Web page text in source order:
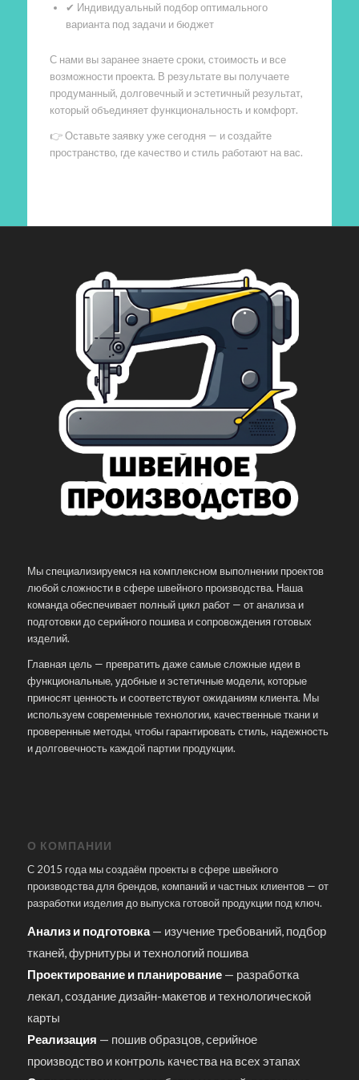
✔ Индивидуальный подбор оптимального
варианта под задачи и бюджет
С нами вы заранее знаете сроки, стоимость и все
возможности проекта. В результате вы получаете
продуманный, долговечный и эстетичный результат,
который объединяет функциональность и комфорт.
👉 Оставьте заявку уже сегодня — и создайте
пространство, где качество и стиль работают на вас.
Мы специализируемся на комплексном выполнении проектов
любой сложности в сфере швейного производства. Наша
команда обеспечивает полный цикл работ — от анализа и
подготовки до серийного пошива и сопровождения готовых
изделий.
Главная цель — превратить даже самые сложные идеи в
функциональные, удобные и эстетичные модели, которые
приносят ценность и соответствуют ожиданиям клиента. Мы
используем современные технологии, качественные ткани и
проверенные методы, чтобы гарантировать стиль, надежность
и долговечность каждой партии продукции.
О КОМПАНИИ
С 2015 года мы создаём проекты в сфере швейного
производства для брендов, компаний и частных клиентов — от
разработки изделия до выпуска готовой продукции под ключ.
Анализ и подготовка— изучение требований, подбор
тканей, фурнитуры и технологий пошива
Проектирование и планирование— разработка
лекал, создание дизайн-макетов и технологической
карты
Реализация — пошив образцов, серийное
производство и контроль качества на всех этапах